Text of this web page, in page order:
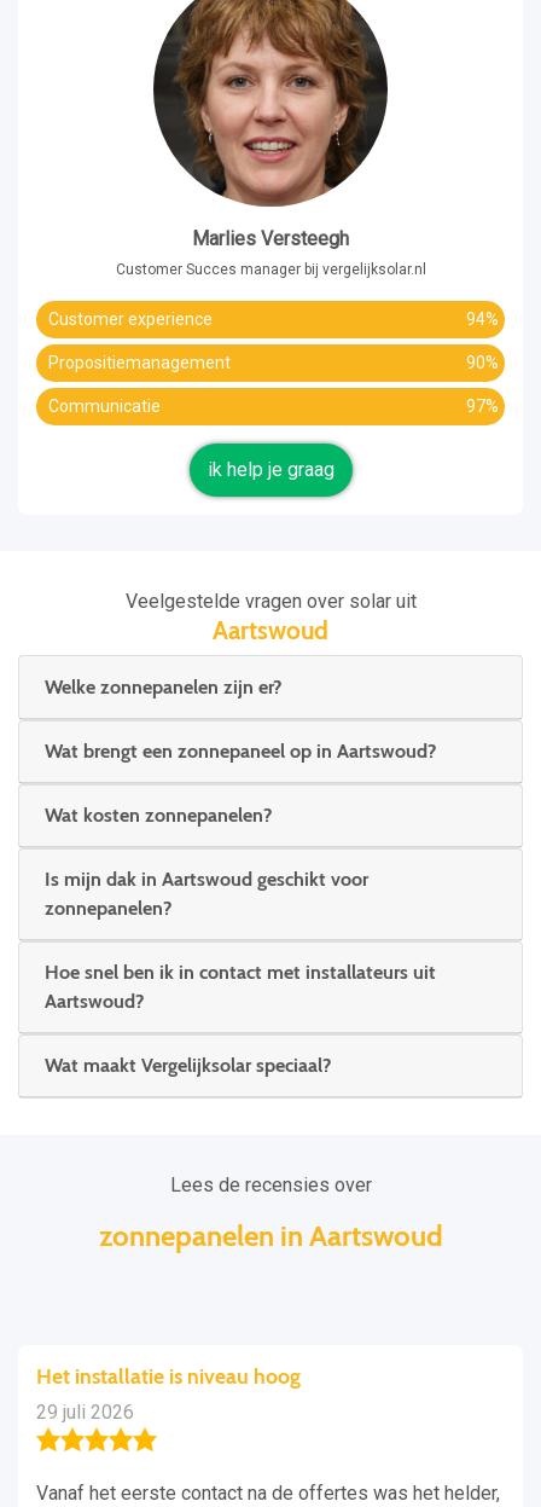
Marlies Versteegh
Customer Succes manager bij vergelijksolar.nl
Customer experience 94%
Propositiemanagement 90%
Communicatie 97%
ik help je graag
Veelgestelde vragen over solar uit
Aartswoud
Welke zonnepanelen zijn er?
Wat brengt een zonnepaneel op in Aartswoud?
Wat kosten zonnepanelen?
Is mijn dak in Aartswoud geschikt voor
zonnepanelen?
Hoe snel ben ik in contact met installateurs uit
Aartswoud?
Wat maakt Vergelijksolar speciaal?
Lees de recensies over
zonnepanelen in Aartswoud
Het installatie is niveau hoog
29 juli 2026
Vanaf het eerste contact na de offertes was het helder,